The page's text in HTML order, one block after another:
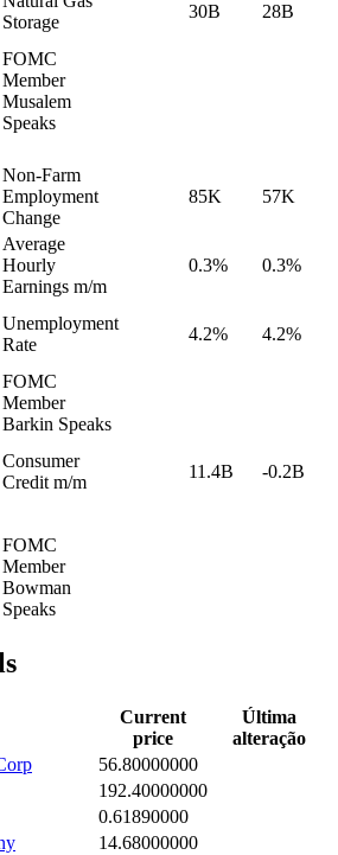
Storage
30B 28B
FOMC
Member
Musalem
Speaks
Non-Farm
Employment
Change
85K 57K
Average
Hourly
Earnings m/m
0.3% 0.3%
Unemployment
Rate
4.2% 4.2%
FOMC
Member
Barkin Speaks
Consumer
Credit m/m
11.4B -0.2B
FOMC
Member
Bowman
Speaks
Current
price
Última
alteração
56.80000000
192.40000000
0.61890000
14.68000000